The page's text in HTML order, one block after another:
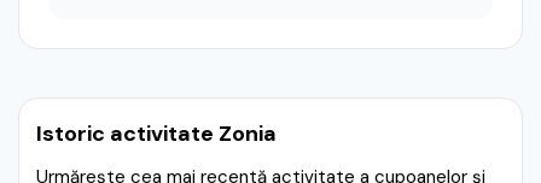
Istoric activitate Zonia
Urmărește cea mai recentă activitate a cupoanelor și